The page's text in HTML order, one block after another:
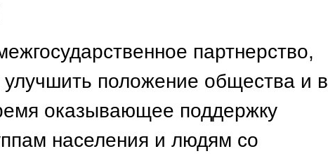
партнерство,
положение общества и в
оказывающее поддержку
населения и людям со